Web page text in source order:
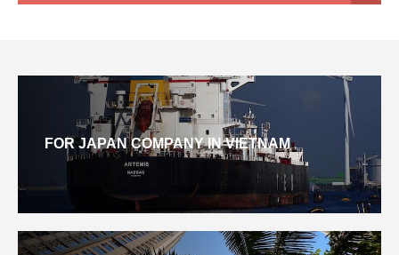
FOR JAPAN COMPANY IN VIETNAM